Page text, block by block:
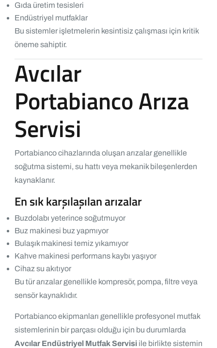
Gıda üretim tesisleri
Endüstriyel mutfaklar
Bu sistemler işletmelerin kesintisiz çalışması için kritik
öneme sahiptir.
Avcılar
Portabianco Arıza
Servisi
Portabianco cihazlarında oluşan arızalar genellikle
soğutma sistemi, su hattı veya mekanik bileşenlerden
kaynaklanır.
En sık karşılaşılan arızalar
Buzdolabı yeterince soğutmuyor
Buz makinesi buz yapmıyor
Bulaşık makinesi temiz yıkamıyor
Kahve makinesi performans kaybı yaşıyor
Cihaz su akıtıyor
Bu tür arızalar genellikle kompresör, pompa, filtre veya
sensör kaynaklıdır.
Portabianco ekipmanları genellikle profesyonel mutfak
sistemlerinin bir parçası olduğu için bu durumlarda
Avcılar Endüstriyel Mutfak Servisi ile birlikte sistemin